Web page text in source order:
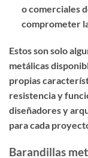
o comerciales
comprometer
Estos son solo
metálicas
propias
resistencia y
diseñadores y
para cada
Barandillas